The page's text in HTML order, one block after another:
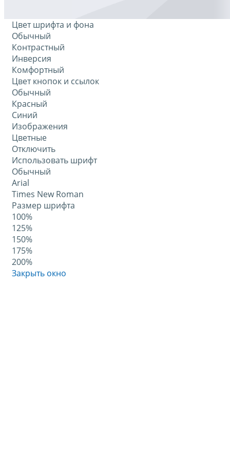
Цвет шрифта и фона
Обычный
Контрастный
Инверсия
Комфортный
Цвет кнопок и ссылок
Обычный
Красный
Синий
Изображения
Цветные
Отключить
Использовать шрифт
Обычный
Arial
Times New Roman
Размер шрифта
100%
125%
150%
175%
200%
Закрыть окно